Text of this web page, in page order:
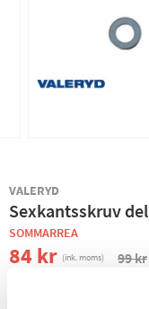
VALERYD
Sexkantsskruv
SOMMARREA
84 kr (ink. moms) 99 kr